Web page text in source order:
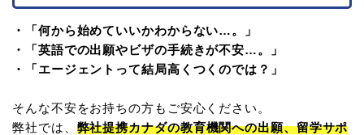
・「何から始めていいかわからない…。」
・「英語での出願やビザの手続きが不安…。」
・「エージェントって結局高くつくのでは？」
そんな不安をお持ちの方もご安心ください。
弊社では、 弊社提携カナダの教育機関への出願、留学サポ